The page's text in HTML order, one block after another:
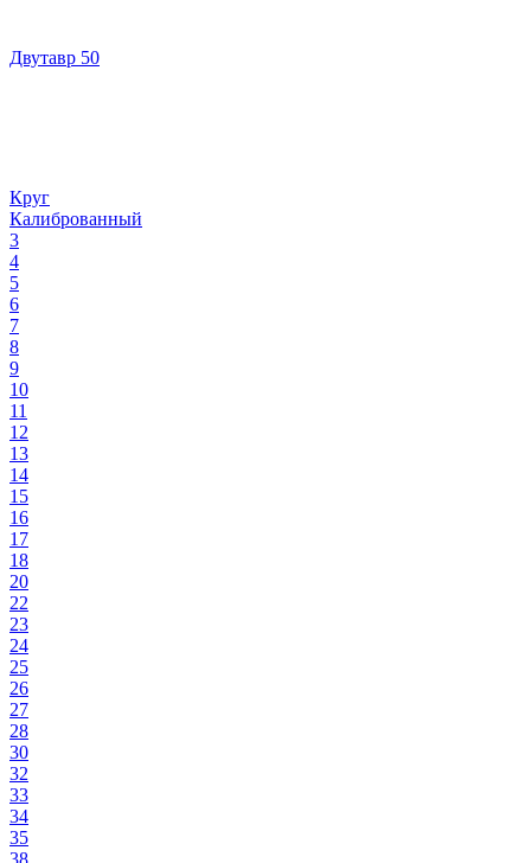
Двутавр 50
Круг
Калиброванный
3
4
5
6
7
8
9
10
11
12
13
14
15
16
17
18
20
22
23
24
25
26
27
28
30
32
33
34
35
38